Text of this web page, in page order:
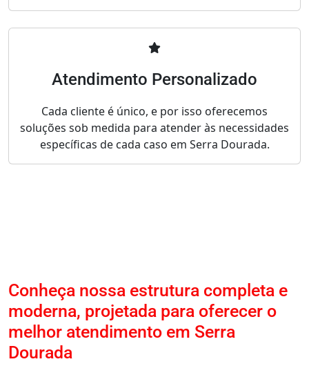
Atendimento Personalizado
Cada cliente é único, e por isso oferecemos
soluções sob medida para atender às necessidades
específicas de cada caso em Serra Dourada.
Conheça nossa estrutura completa e
moderna, projetada para oferecer o
melhor atendimento em Serra
Dourada